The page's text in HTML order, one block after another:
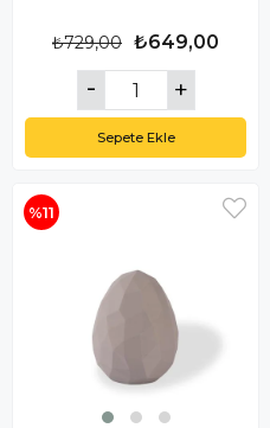
₺649,00
₺729,00
Sepete Ekle
%11